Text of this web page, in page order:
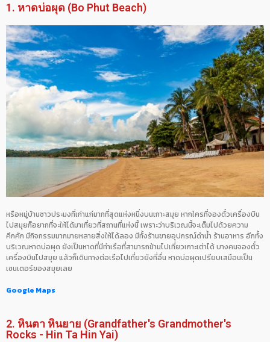
1. หาดบ่อผุด (Bo Phut Beach)
หรือหมู่บ้านชาวประมงที่เก่าแก่มากที่สุดแห่งหนึ่งบนเกาะสมุย หากใครที่จองตั๋วเครื่องบิน
ไปสมุยก็อยากที่จะให้ได้มาเที่ยวที่สถานที่แห่งนี้ เพราะว่าบริเวณนี้จะเต็มไปด้วยความ
คึกคัก มีกิจกรรมมากมายหลายสิ่งให้ได้ลอง มีทั้งร้านขายอุปกรณ์ดำน้ำ ร้านอาหาร อีกทั้ง
บริเวณหาดบ่อผุด ยังเป็นหาดที่มีท่าเรือที่สามารถข้ามไปเที่ยวเกาะเต่าได้ บางคนจองตั๋ว
เครื่องบินไปสมุย แล้วก็เดินทางต่อเรือไปเที่ยวยังที่อื่น หาดบ่อผุดเปรียบเสมือนเป็น
เซนเตอร์ของสมุยเลย
Google Maps
2. หินตา หินยาย (Grandfather's Grandmother's
Rocks - Hin Ta Hin Yai)